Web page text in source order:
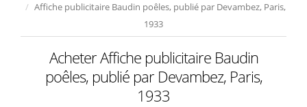
Affiche publicitaire Baudin poêles, publié par Devambez, Paris,
1933
Acheter Affiche publicitaire Baudin
poêles, publié par Devambez, Paris,
1933